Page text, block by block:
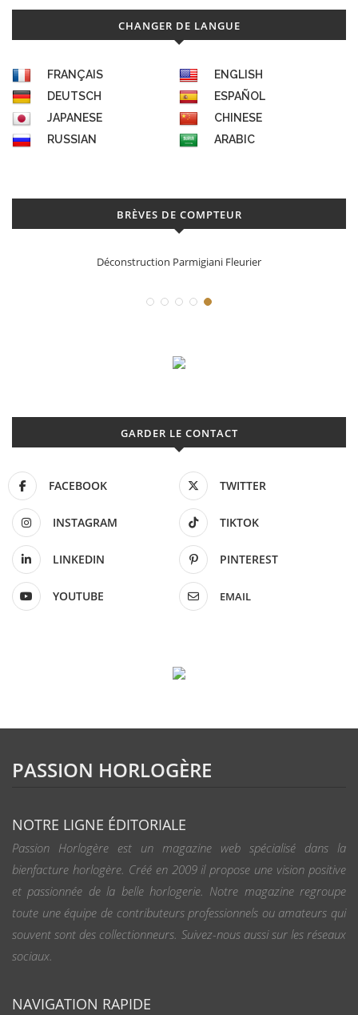
CHANGER DE LANGUE
FRANÇAIS
ENGLISH
DEUTSCH
ESPAÑOL
JAPANESE
CHINESE
RUSSIAN
ARABIC
BRÈVES DE COMPTEUR
Déconstruction Parmigiani Fleurier
GARDER LE CONTACT
FACEBOOK TWITTER
INSTAGRAM TIKTOK
LINKEDIN PINTEREST
YOUTUBE EMAIL
PASSION HORLOGÈRE
NOTRE LIGNE ÉDITORIALE
Passion Horlogère est un magazine web spécialisé dans la
bienfacture horlogère. Créé en 2009 il propose une vision positive
et passionnée de la belle horlogerie. Notre magazine regroupe
toute une équipe de contributeurs professionnels ou amateurs qui
souvent sont des collectionneurs. Suivez-nous aussi sur les réseaux
sociaux.
NAVIGATION RAPIDE